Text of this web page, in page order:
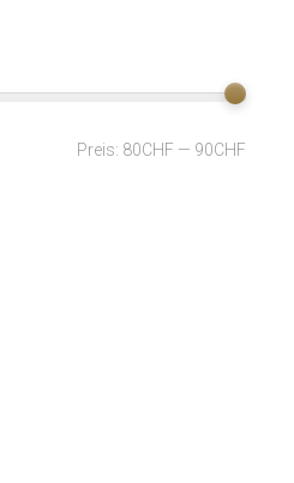
Preis: 80CHF — 90CHF